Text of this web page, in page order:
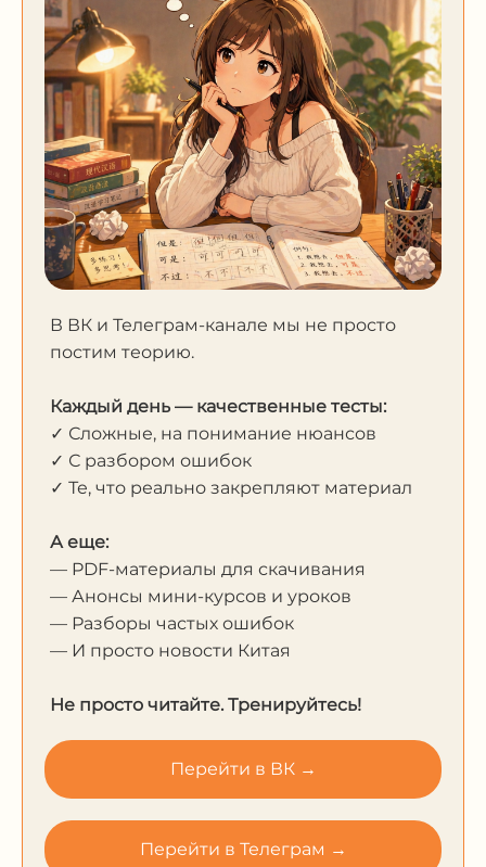
В ВК и Телеграм-канале мы не просто
постим теорию.
Каждый день — качественные тесты:
✓ Сложные, на понимание нюансов
✓ С разбором ошибок
✓ Те, что реально закрепляют материал
А еще:
— PDF-материалы для скачивания
— Анонсы мини-курсов и уроков
— Разборы частых ошибок
— И просто новости Китая
Не просто читайте. Тренируйтесь!
Перейти в ВК →
Перейти в Телеграм →